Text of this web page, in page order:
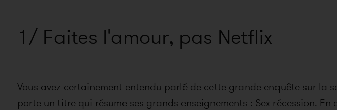
1/ Faites l'amour, pas Netflix
Vous avez certainement entendu parlé de cette grande enquête sur la
porte un titre qui résume ses grands enseignements : Sex récession.